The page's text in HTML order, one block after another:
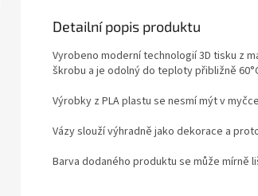
Detailní popis produktu
Vyrobeno moderní technologií 3D tisku z
škrobu a je odolný do teploty přibližně
Výrobky z PLA plastu se nesmí mýt v
Vázy slouží výhradně jako dekorace a
Barva dodaného produktu se může mírně